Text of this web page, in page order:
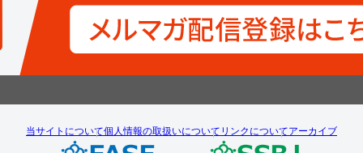
当サイトについて個人情報の取扱いについて リンクについてアーカイブ